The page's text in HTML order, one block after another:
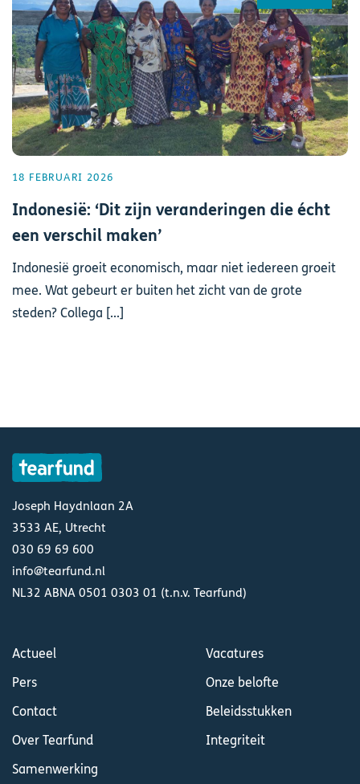
18 FEBRUARI 2026
Indonesië: ‘Dit zijn veranderingen die écht
een verschil maken’
Indonesië groeit economisch, maar niet iedereen groeit
mee. Wat gebeurt er buiten het zicht van de grote
steden? Collega [...]
Joseph Haydnlaan 2A
3533 AE, Utrecht
030 69 69 600
info@tearfund.nl
NL32 ABNA 0501 0303 01 (t.n.v. Tearfund)
Actueel
Pers
Contact
Over Tearfund
Samenwerking
Vacatures
Onze belofte
Beleidsstukken
Integriteit